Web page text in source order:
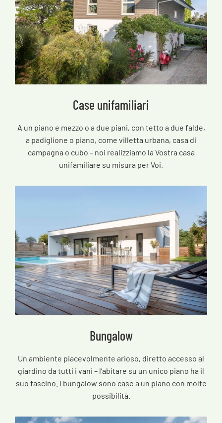
Case unifamiliari
A un piano e mezzo o a due piani, con tetto a due falde,
a padiglione o piano, come villetta urbana, casa di
campagna o cubo – noi realizziamo la Vostra casa
unifamiliare su misura per Voi.
Bungalow
Un ambiente piacevolmente arioso, diretto accesso al
giardino da tutti i vani – l’abitare su un unico piano ha il
suo fascino. I bungalow sono case a un piano con molte
possibilità.